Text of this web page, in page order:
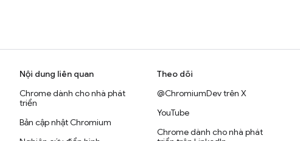
Nội dung liên quan
Chrome dành cho nhà phát
triển
Bản cập nhật Chromium
Theo dõi
@ChromiumDev trên X
YouTube
Chrome dành cho nhà phát